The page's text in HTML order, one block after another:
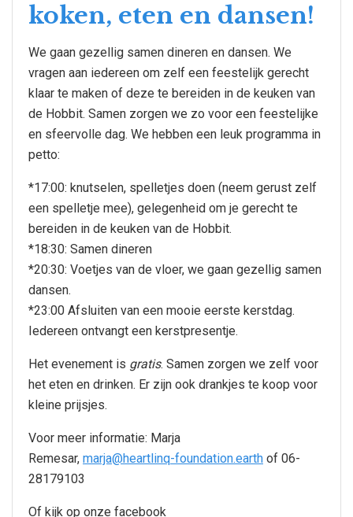
koken, eten en dansen!
We gaan gezellig samen dineren en dansen. We
vragen aan iedereen om zelf een feestelijk gerecht
klaar te maken of deze te bereiden in de keuken van
de Hobbit. Samen zorgen we zo voor een feestelijke
en sfeervolle dag. We hebben een leuk programma in
petto:
*17:00: knutselen, spelletjes doen (neem gerust zelf
een spelletje mee), gelegenheid om je gerecht te
bereiden in de keuken van de Hobbit.
*18:30: Samen dineren
*20:30: Voetjes van de vloer, we gaan gezellig samen
dansen.
*23:00 Afsluiten van een mooie eerste kerstdag.
Iedereen ontvangt een kerstpresentje.
Het evenement is gratis. Samen zorgen we zelf voor
het eten en drinken. Er zijn ook drankjes te koop voor
kleine prijsjes.
Voor meer informatie: Marja
Remesar, marja@heartlinq-foundation.earth of 06-
28179103
Of kijk op onze facebook